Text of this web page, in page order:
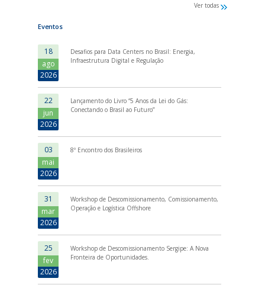
Ver todas
Eventos
18
ago
2026
Desafios para Data Centers no Brasil: Energia,
Infraestrutura Digital e Regulação
22
jun
2026
Lançamento do Livro “5 Anos da Lei do Gás:
Conectando o Brasil ao Futuro”
03
mai
2026
8º Encontro dos Brasileiros
31
mar
2026
Workshop de Descomissionamento, Comissionamento,
Operação e Logística Offshore
25
fev
2026
Workshop de Descomissionamento Sergipe: A Nova
Fronteira de Oportunidades.
Licença na Foz do Amazonas: marco para a
Data:24/10/2025
O&G e Reflexões para o Brasil
Autores: Luiza Guitarrari e João Victor Marques
100 DIAS DE GOVERNO TRUMP E SEUS
IMPACTOS AO MERCADO DE ENERGIA